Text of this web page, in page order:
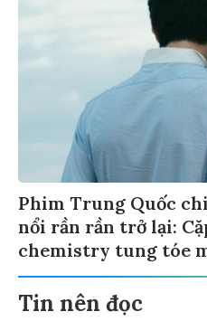
Phim Trung Quốc
nổi rần rần trở lại:
chemistry tung tóe
Tin nên đọc